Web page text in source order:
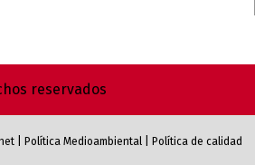
reservados
Política Medioambiental Política de calidad